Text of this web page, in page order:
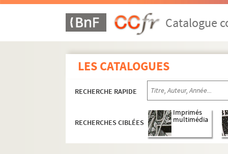
Catalogue
LES CATALOGUES
RECHERCHE RAPIDE
RECHERCHES CIBLÉES
Imprimés
multimédia